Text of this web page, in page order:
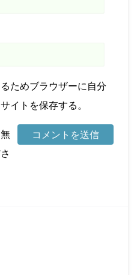
ためブラウザーに自分
イトを保存する。